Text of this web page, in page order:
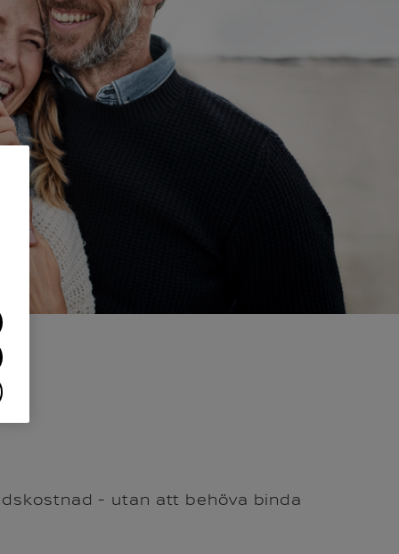
- utan att behöva binda